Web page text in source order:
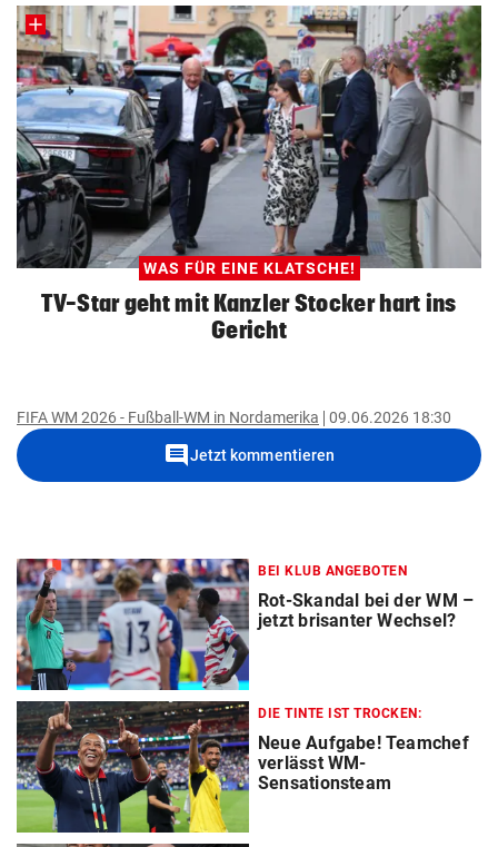
WAS FÜR EINE KLATSCHE!
TV-Star geht mit Kanzler Stocker hart ins
Gericht
FIFA WM 2026 - Fußball-WM in Nordamerika 09.06.2026 18:30
commentJetzt kommentieren
BEI KLUB ANGEBOTEN
Rot-Skandal bei der WM –
jetzt brisanter Wechsel?
DIE TINTE IST TROCKEN:
Neue Aufgabe! Teamchef
verlässt WM-
Sensationsteam